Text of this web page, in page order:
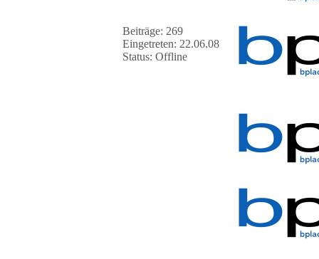
Beiträge: 269
Eingetreten: 22.06.08
Status: Offline